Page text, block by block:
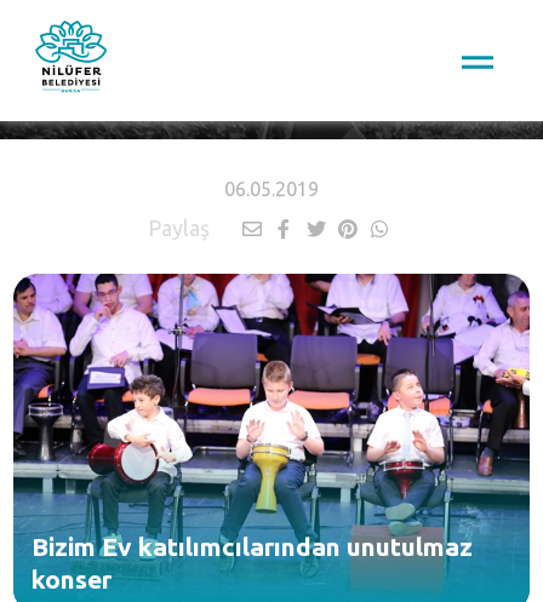
06.05.2019
Paylaş
Bizim Ev katılımcılarından unutulmaz
konser